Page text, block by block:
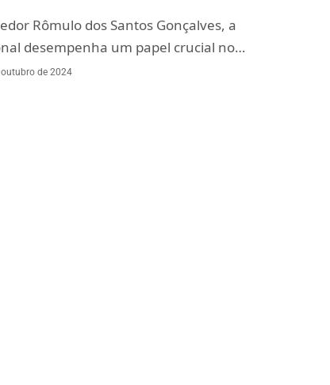
Rômulo dos Santos Gonçalves, a
desempenha um papel crucial no…
de 2024